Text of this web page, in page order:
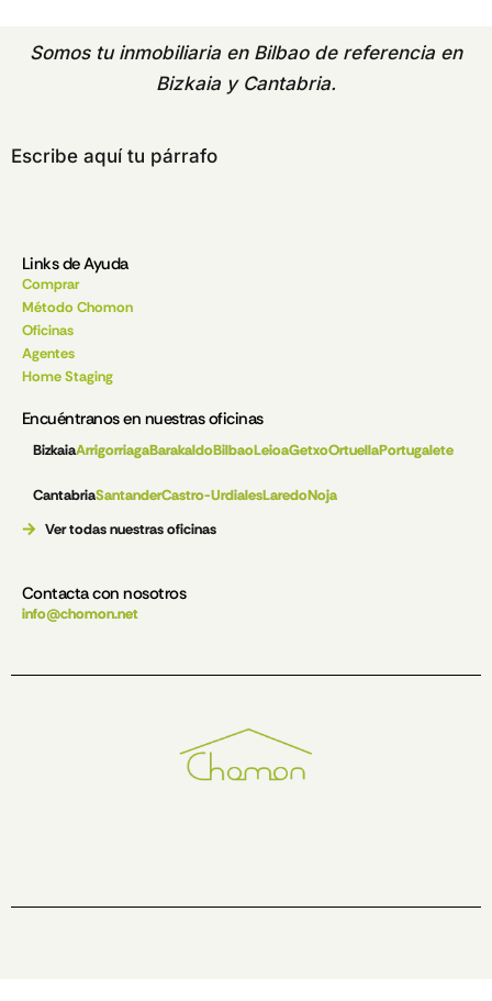
Somos tu inmobiliaria en Bilbaode referencia en
Bizkaia y Cantabria.
Escribe aquí tu párrafo
Links de Ayuda
Comprar
Método Chomon
Oficinas
Agentes
Home Staging
Encuéntranos en nuestras oficinas
BizkaiaArrigorriagaBarakaldoBilbaoLeioaGetxoOrtuellaPortugalete
CantabriaSantanderCastro-UrdialesLaredoNoja
Ver todas nuestras oficinas
Contacta con nosotros
info@chomon.net